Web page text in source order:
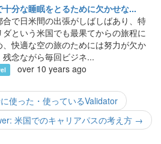
十分な睡眠をとるために欠かせな...
合で日米間の出張がしばしばあり、特
ダという米国でも最果てからの旅程に
、快適な空の旅のためには努力が欠か
残念ながら毎回ビジネ...
over 10 years ago
使った・使っているValidator
米国でのキャリアパスの考え方 →